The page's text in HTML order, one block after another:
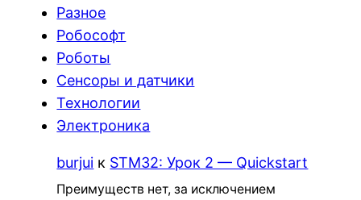
Разное
Робософт
Роботы
Сенсоры и датчики
Технологии
Электроника
burjui к STM32: Урок 2 — Quickstart
Преимуществ нет, за исключением